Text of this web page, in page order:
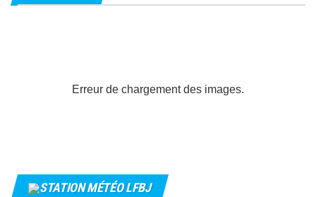
Erreur de chargement des images.
STATION MÉTÉO LFBJ